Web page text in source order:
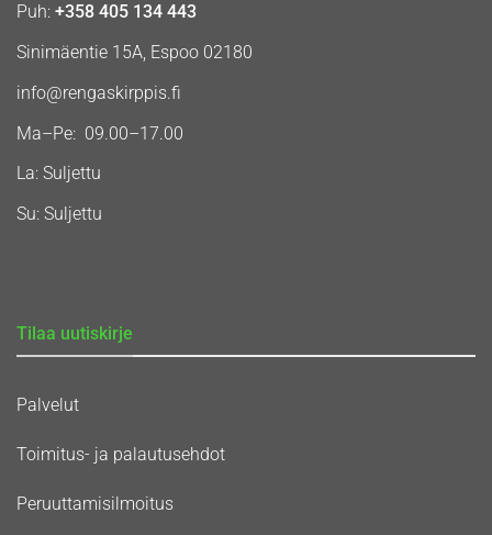
Puh: +358 405 134 443
Sinimäentie 15A, Espoo 02180
info@rengaskirppis.fi
Ma–Pe: 09.00–17.00
La: Suljettu
Su: Suljettu
Tilaa uutiskirje
Palvelut
Toimitus- ja palautusehdot
Peruuttamisilmoitus